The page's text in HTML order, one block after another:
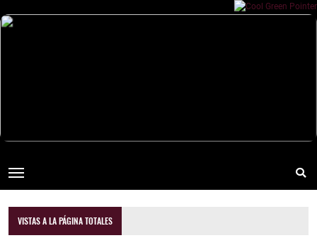
VISTAS A LA PÁGINA TOTALES